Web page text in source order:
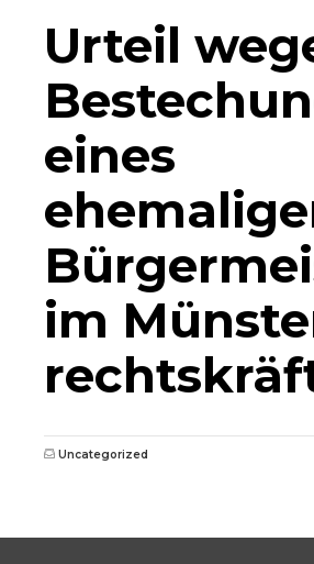
Urteil
eines
im
Uncategorized